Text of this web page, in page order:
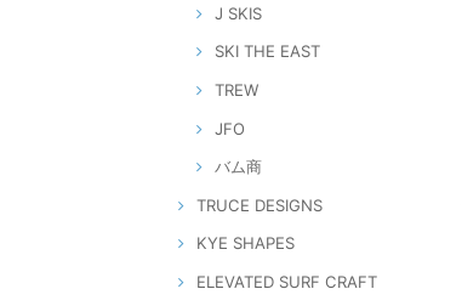
J SKIS
SKI THE EAST
TREW
JFO
バム商
TRUCE DESIGNS
KYE SHAPES
ELEVATED SURF CRAFT